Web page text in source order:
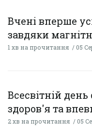
Вчені вперше
завдяки
1 хв на прочитання 05
Всесвітній
здоров'я та
2 хв на прочитання 05